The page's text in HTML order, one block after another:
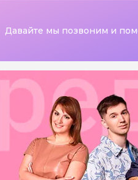
Давайте мы позвоним и